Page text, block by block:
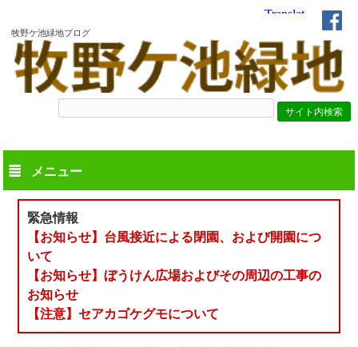
牧野ケ池緑地ブログ
メニュー
緊急情報
【お知らせ】台風接近による閉園、および開園につ
いて
【お知らせ】ぼうけん広場およびその周辺の工事の
お知らせ
【注意】セアカゴケグモについて